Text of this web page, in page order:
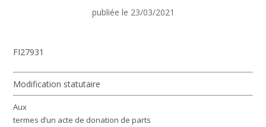
publiée le 23/03/2021
FI27931
Modification statutaire
Aux
termes d’un acte de donation de parts